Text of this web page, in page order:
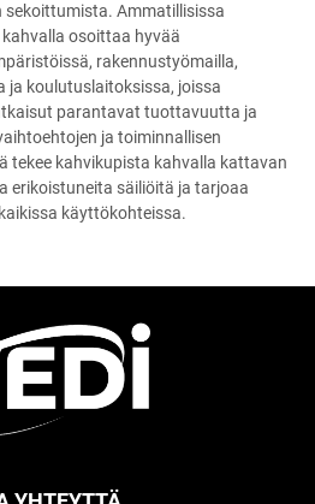
sekoittumista. Ammatillisissa
osoittaa hyvää
rakennustyömailla,
ja koulutuslaitoksissa, joissa
parantavat tuottavuutta ja
ja toiminnallisen
tekee kahvikupista kahvalla kattavan
erikoistuneita säiliöitä ja tarjoaa
käyttökohteissa.